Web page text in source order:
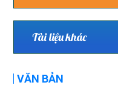
Tài liệu khác
VĂN BẢN